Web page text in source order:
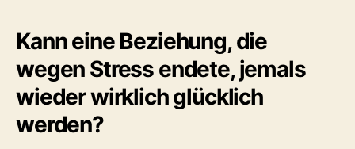
Kann eine Beziehung, die
wegen Stress endete, jemals
wieder wirklich glücklich
werden?